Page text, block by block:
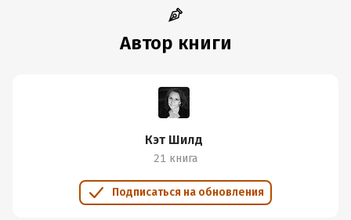
Автор книги
Кэт Шилд
21 книга
Подписаться на обновления